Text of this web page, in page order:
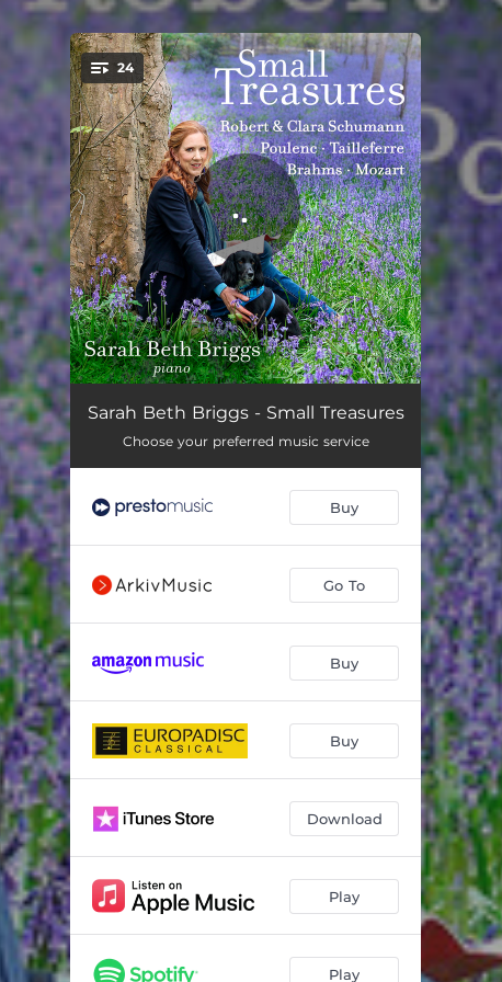
You're all set!
24
Waldszenen, Op. 82: I. Eintritt 02:07
Waldszenen, Op. 82: II. Jäger auf der Lauer 01:34
Waldszenen, Op. 82: III. Einsame Blumen 02:44
Waldszenen, Op. 82: V. Freundliche Landschaft
Waldszenen, Op. 82: VI. Herberge 02:14
Waldszenen, Op. 82: IX. Abschied 03:54
02:45
Quatre Pièces Fugitives, Op. 15: I. Larghetto 03:10
Quatre Pièces Fugitives, Op. 15: II. Un poco agitato 02:25
Quatre Pièces Fugitives, Op. 15: III. Andante espressivo 05:35
Quatre Pièces Fugitives, Op. 15: IV. Scherzo 02:36
Sarah Beth Briggs - Small Treasures
Choose your preferred music service
Buy
Go To
Buy
Buy
Download
Play
Play